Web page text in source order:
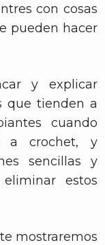
con cosas
pueden hacer
y explicar
que tienden a
cuando
a crochet, y
sencillas y
estos
mostraremos